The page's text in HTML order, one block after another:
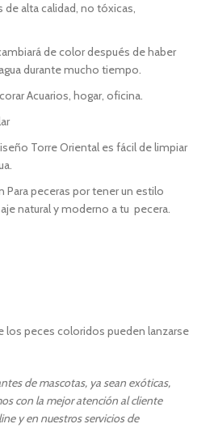
alta calidad, no tóxicas,
de color después de haber
durante mucho tiempo.
Acuarios, hogar, oficina.
Torre Oriental es fácil de limpiar
Para peceras por tener un estilo
natural y moderno a tu pecera.
peces coloridos pueden lanzarse
de mascotas, ya sean exóticas,
con la mejor atención al cliente
y en nuestros servicios de